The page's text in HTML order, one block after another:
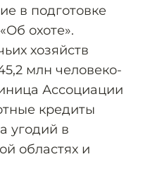
в подготовке
охоте».
хозяйств
млн человеко-
Ассоциации
кредиты
угодий в
областях и